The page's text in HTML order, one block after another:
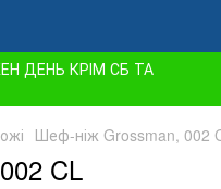
ДЕНЬ КРІМ СБ ТА
Шеф-ніж Grossman, 002
CL